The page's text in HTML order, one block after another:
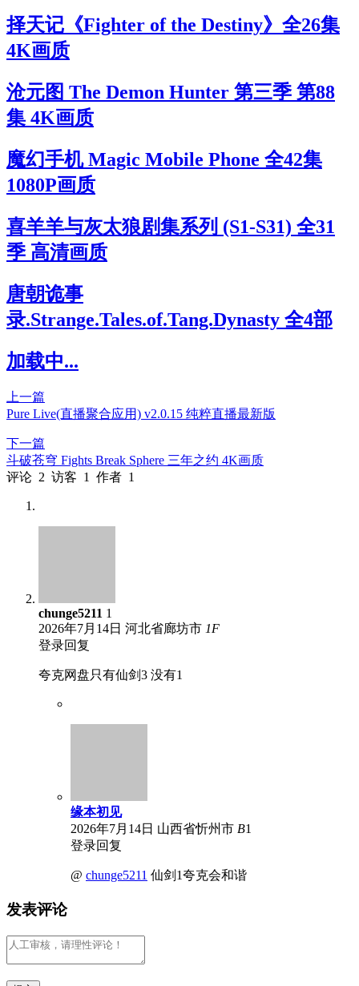
择天记《Fighter of the Destiny》全26集
4K画质
沧元图 The Demon Hunter 第三季 第88
集 4K画质
魔幻手机 Magic Mobile Phone 全42集
1080P画质
喜羊羊与灰太狼剧集系列 (S1-S31) 全31
季 高清画质
唐朝诡事
录.Strange.Tales.of.Tang.Dynasty 全4部
加载中...
上一篇
Pure Live(直播聚合应用) v2.0.15 纯粹直播最新版
下一篇
斗破苍穹 Fights Break Sphere 三年之约 4K画质
评论 2 访客 1 作者 1
chunge5211 1
2026年7月14日 河北省廊坊市 1F
登录回复
夸克网盘只有仙剑3 没有1
缘本初见
2026年7月14日 山西省忻州市 B1
登录回复
@ chunge5211 仙剑1夸克会和谐
发表评论